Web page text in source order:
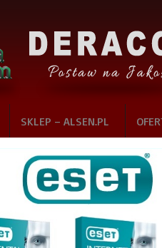
SKLEP – ALSEN.PL